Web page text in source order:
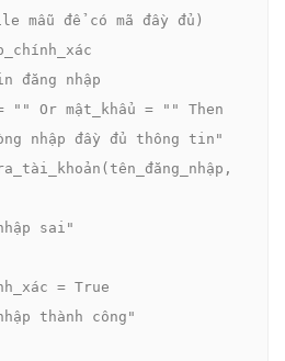
mẫu để có mã đầy đủ)